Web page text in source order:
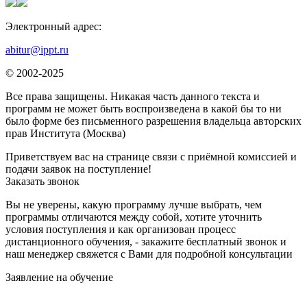
Электронный адрес:
abitur@ippt.ru
© 2002-2025
Все права защищены. Никакая часть данного текста и
программ не может быть воспроизведена в какой бы то ни
было форме без письменного разрешения владельца авторских
прав Института (Москва)
Приветствуем вас на странице связи с приёмной комиссией и
подачи заявок на поступление!
Заказать звонок
Вы не уверены, какую программу лучше выбрать, чем
программы отличаются между собой, хотите уточнить
условия поступления и как организован процесс
дистанционного обучения, - закажите бесплатный звонок и
наш менеджер свяжется с Вами для подробной консультации
Заявление на обучение